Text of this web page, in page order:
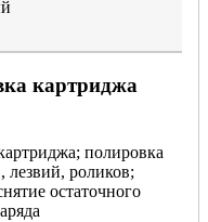
картриджа
полировка
лезвий, роликов;
остаточного